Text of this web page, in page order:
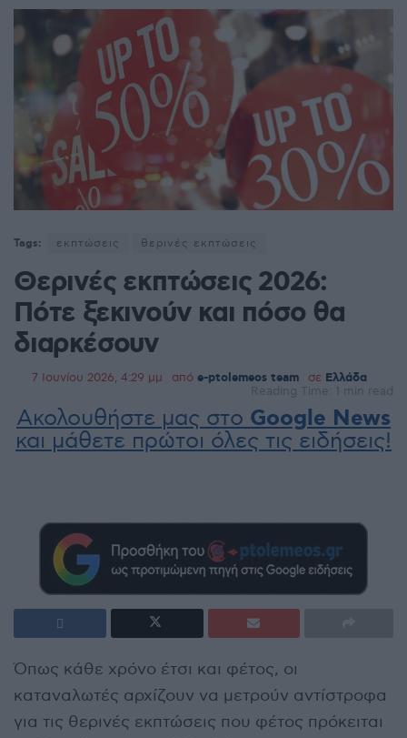
Tags: εκπτώσεις θερινές εκπτώσεις
Θερινές εκπτώσεις 2026:
Πότε ξεκινούν και πόσο θα
διαρκέσουν
7 Ιουνίου 2026, 4:29 μμ από e-ptolemeos team σε Ελλάδα
Reading Time: 1 min read
Ακολουθήστε μας στο Google News
και μάθετε πρώτοι όλες τις ειδήσεις!
Όπως κάθε χρόνο έτσι και φέτος, οι
καταναλωτές αρχίζουν να μετρούν αντίστροφα
για τις θερινές εκπτώσεις που φέτος πρόκειται